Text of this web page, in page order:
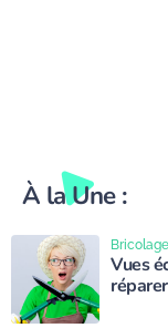
À la Une :
Vues
Bricolage